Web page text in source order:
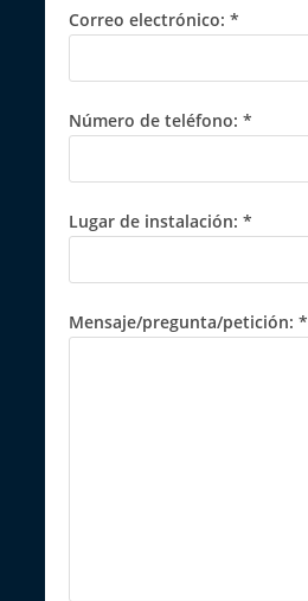
Correo electrónico: *
Número de teléfono: *
Lugar de instalación: *
Mensaje/pregunta/petición: *